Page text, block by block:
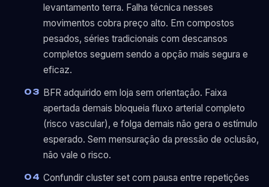
levantamento terra. Falha técnica nesses
movimentos cobra preço alto. Em compostos
pesados, séries tradicionais com descansos
completos seguem sendo a opção mais segura e
eficaz.
BFR adquirido em loja sem orientação. Faixa
apertada demais bloqueia fluxo arterial completo
(risco vascular), e folga demais não gera o estímulo
esperado. Sem mensuração da pressão de oclusão,
não vale o risco.
Confundir cluster set com pausa entre repetições